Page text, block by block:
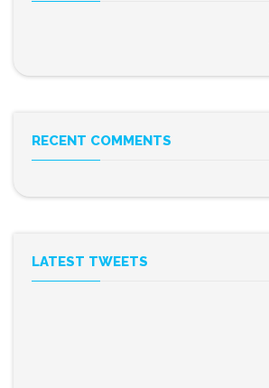
RECENT COMMENTS
LATEST TWEETS